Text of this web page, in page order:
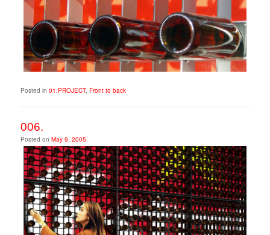
Posted in 01.PROJECT,Front to back
006.
Posted onMay 9, 2005